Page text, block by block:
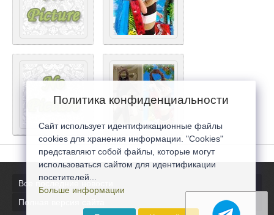
Все последние новости
Полная версия сайта
Политика конфиденциальности
Сайт использует идентификационные файлы
cookies для хранения информации. "Cookies"
представляют собой файлы, которые могут
использоваться сайтом для идентификации
посетителей...
Больше информации